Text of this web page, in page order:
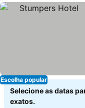
Escolha popular
Selecione as datas
exatos.